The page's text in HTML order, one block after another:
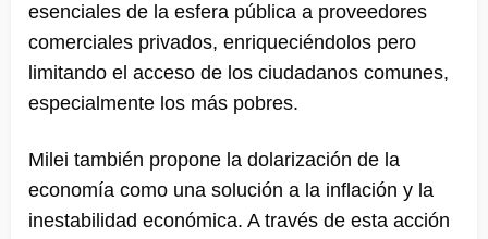
esenciales de la esfera pública a proveedores
comerciales privados, enriqueciéndolos pero
limitando el acceso de los ciudadanos comunes,
especialmente los más pobres.
Milei también propone la dolarización de la
economía como una solución a la inflación y la
inestabilidad económica. A través de esta acción